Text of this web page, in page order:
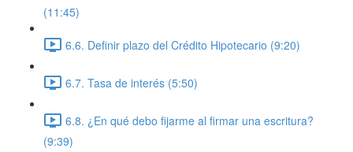
(11:45)
6.6. Definir plazo del Crédito Hipotecario (9:20)
6.7. Tasa de interés (5:50)
6.8. ¿En qué debo fijarme al firmar una escritura?
(9:39)